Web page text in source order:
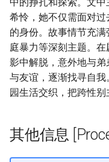
希怜，她不仅需面对
的身份。故事情节充
庭暴力等深刻主题。
影中解脱，意外地与
与友谊，逐渐找寻自
园生活交织，把跨性别
其他信息